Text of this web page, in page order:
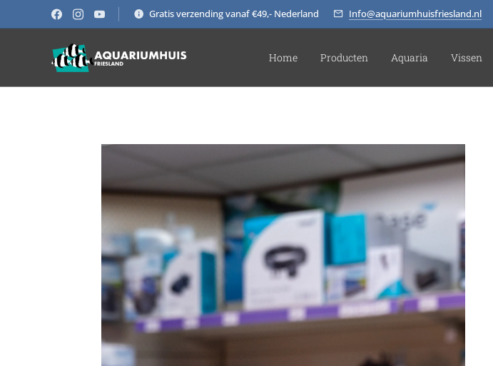
Gratis verzending vanaf €49,- Nederland Info@aquariumhuisfriesland.nl
Home Producten Aquaria Vissen